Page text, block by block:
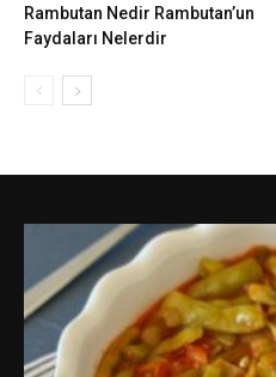
Rambutan Nedir Rambutan’un
Faydaları Nelerdir